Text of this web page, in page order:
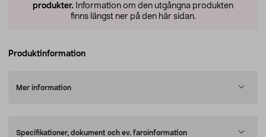
produkter. Information om den utgångna produkten
finns längst ner på den här sidan.
Produktinformation
Mer information
Specifikationer, dokument och ev. faroinformation